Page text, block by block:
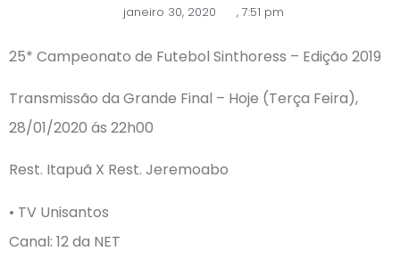
janeiro 30, 2020 , 7:51 pm
25* Campeonato de Futebol Sinthoress – Edição 2019
Transmissão da Grande Final – Hoje (Terça Feira),
28/01/2020 ás 22h00
Rest. Itapuã X Rest. Jeremoabo
• TV Unisantos
Canal: 12 da NET